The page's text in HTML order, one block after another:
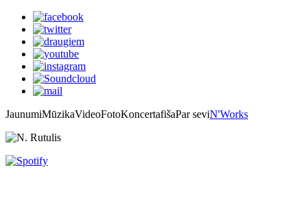
JaunumiMūzikaVideoFotoKoncertafišaPar seviN'Works